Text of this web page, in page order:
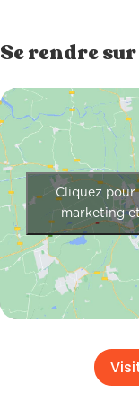
Se rendre
Cliquez pour
marketing